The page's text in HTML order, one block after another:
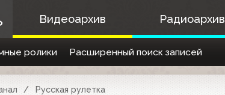
Видеоархив Радиоархив
ролики Расширенный поиск записей
Русская рулетка